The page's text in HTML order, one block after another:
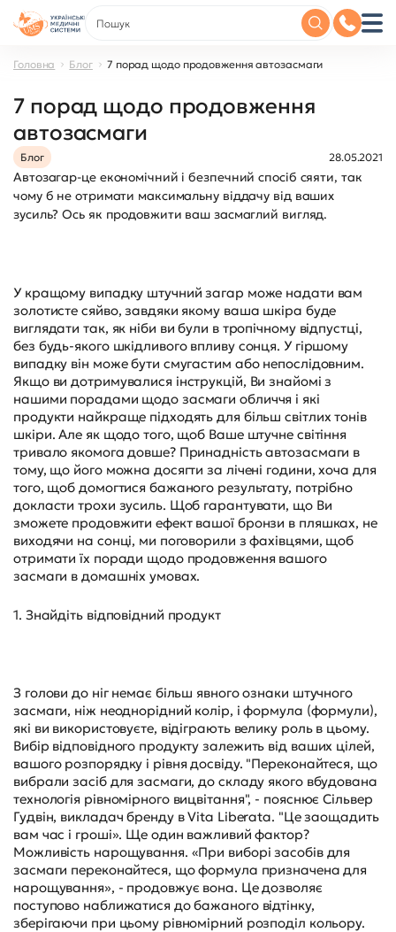
Головна Блог 7 порад щодо продовження автозасмаги
7 порад щодо продовження
автозасмаги
Блог 28.05.2021
Автозагар-це економічний і безпечний спосіб сяяти, так
чому б не отримати максимальну віддачу від ваших
зусиль? Ось як продовжити ваш засмаглий вигляд.
У кращому випадку штучний загар може надати вам
золотисте сяйво, завдяки якому ваша шкіра буде
виглядати так, як ніби ви були в тропічному відпустці,
без будь-якого шкідливого впливу сонця. У гіршому
випадку він може бути смугастим або непослідовним.
Якщо ви дотримувалися інструкцій, Ви знайомі з
нашими порадами щодо засмаги обличчя і які
продукти найкраще підходять для більш світлих тонів
шкіри. Але як щодо того, щоб Ваше штучне світіння
тривало якомога довше? Принадність автозасмаги в
тому, що його можна досягти за лічені години, хоча для
того, щоб домогтися бажаного результату, потрібно
докласти трохи зусиль. Щоб гарантувати, що Ви
зможете продовжити ефект вашої бронзи в пляшках, не
виходячи на сонці, ми поговорили з фахівцями, щоб
отримати їх поради щодо продовження вашого
засмаги в домашніх умовах.
1. Знайдіть відповідний продукт
З голови до ніг немає більш явного ознаки штучного
засмаги, ніж неоднорідний колір, і формула (формули),
які ви використовуєте, відіграють велику роль в цьому.
Вибір відповідного продукту залежить від ваших цілей,
вашого розпорядку і рівня досвіду. "Переконайтеся, що
вибрали засіб для засмаги, до складу якого вбудована
технологія рівномірного вицвітання", - пояснює Сільвер
Гудвін, викладач бренду в Vita Liberata. "Це заощадить
вам час і гроші». Ще один важливий фактор?
Можливість нарощування. «При виборі засобів для
засмаги переконайтеся, що формула призначена для
нарощування», - продовжує вона. Це дозволяє
поступово наближатися до бажаного відтінку,
зберігаючи при цьому рівномірний розподіл кольору.